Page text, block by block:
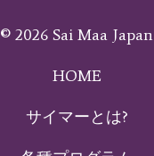
© 2026 Sai Maa Japan
HOME
サイマーとは?